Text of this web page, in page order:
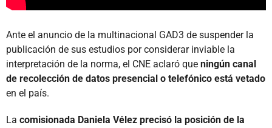
Ante el anuncio de la multinacional GAD3 de suspender la
publicación de sus estudios por considerar inviable la
interpretación de la norma, el CNE aclaró que ningún canal
de recolección de datos presencial o telefónico está vetado
en el país.
La comisionada Daniela Vélez precisó la posición de la